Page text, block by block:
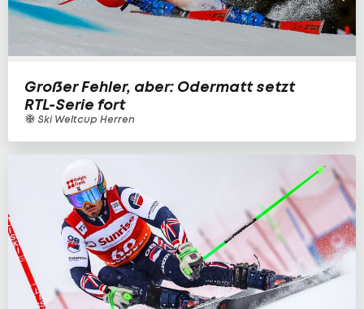
Großer Fehler, aber: Odermatt setzt
RTL-Serie fort
Ski Weltcup Herren